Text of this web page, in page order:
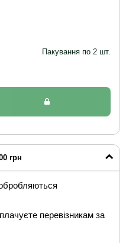
Пакування по 2 шт.
грн
перевізникам за